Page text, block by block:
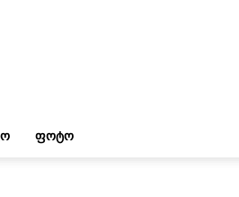
ᲤᲝᲢᲝ